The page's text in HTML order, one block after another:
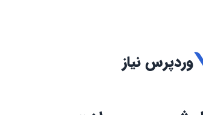
وردپرس نیاز